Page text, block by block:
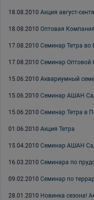
18.08.2010 Акция август-
18.08.2010 Оптовая
17.08.2010 Семинар Тетра во
17.08.2010 Семинар Оптовой
15.06.2010 Аквариумный
15.06.2010 Семинар АШАН
15.06.2010 Семинар Тетра в
01.06.2010 Акция Тетра
15.04.2010 Семинар АШАН
16.03.2010 Семинара по
09.02.2010 Семинар по
28.01.2010 Новинка сезона!